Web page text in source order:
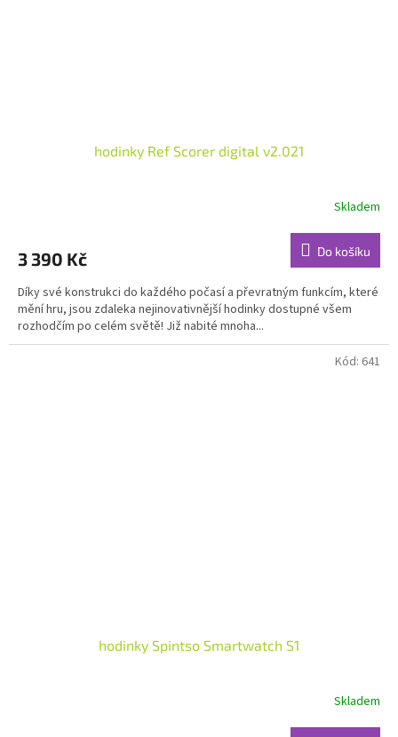
hodinky Ref Scorer digital v2.021
Skladem
3 390 Kč Do košíku
Díky své konstrukci do každého počasí a převratným funkcím, které
mění hru, jsou zdaleka nejinovativnější hodinky dostupné všem
rozhodčím po celém světě! Již nabité mnoha...
hodinky Spintso Smartwatch S1
Skladem
Kód: 641